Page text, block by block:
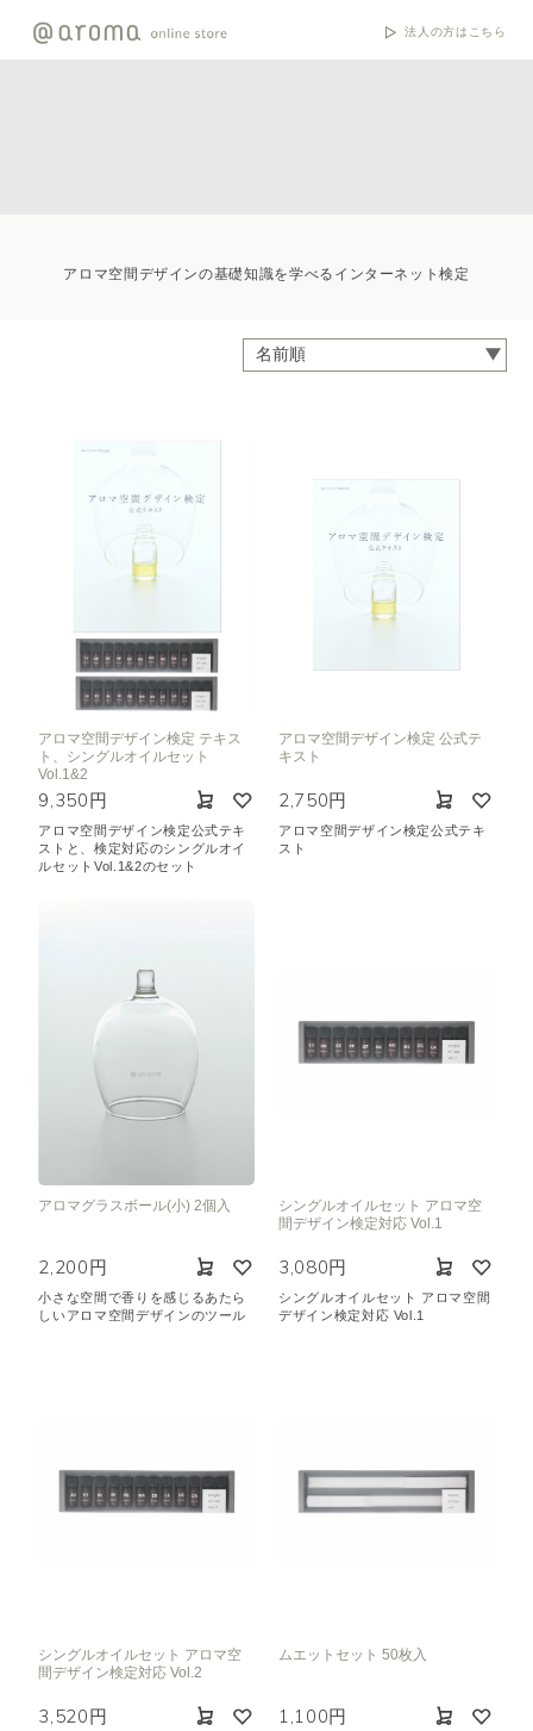
法人の方はこちら
アロマ空間デザインの基礎知識を学べるインターネット検定
アロマ空間デザイン検定 テキス
ト、シングルオイルセット
Vol.1&2
9,350円
アロマ空間デザイン検定公式テキ
ストと、検定対応のシングルオイ
ルセットVol.1&2のセット
アロマ空間デザイン検定 公式テ
キスト
2,750円
アロマ空間デザイン検定公式テキ
スト
アロマグラスボール(小) 2個入
2,200円
小さな空間で香りを感じるあたら
しいアロマ空間デザインのツール
シングルオイルセット アロマ空
間デザイン検定対応 Vol.1
3,080円
シングルオイルセット アロマ空間
デザイン検定対応 Vol.1
シングルオイルセット アロマ空
間デザイン検定対応 Vol.2
3,520円
ムエットセット 50枚入
1,100円